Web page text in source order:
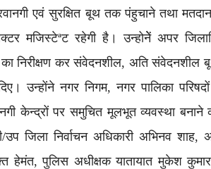
रवानगी एवं सुरक्षित बूथ तक पंहुचाने तथा
मजिस्टेªट रहेगी है। उन्होनेें अपर
का निरीक्षण कर संवेदनशील, अति संवेदनशील
उन्होंने नगर निगम, नगर पालिका
केन्द्रों पर समुचित मूलभूत व्यवस्था
उप जिला निर्वाचन अधिकारी अभिनव शाह,
हेमंत, पुलिस अधीक्षक यातायात मुकेश